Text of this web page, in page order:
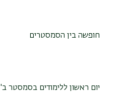
חופשה בין הסמסטרים
יום ראשון ללימודים בסמסטר ב'